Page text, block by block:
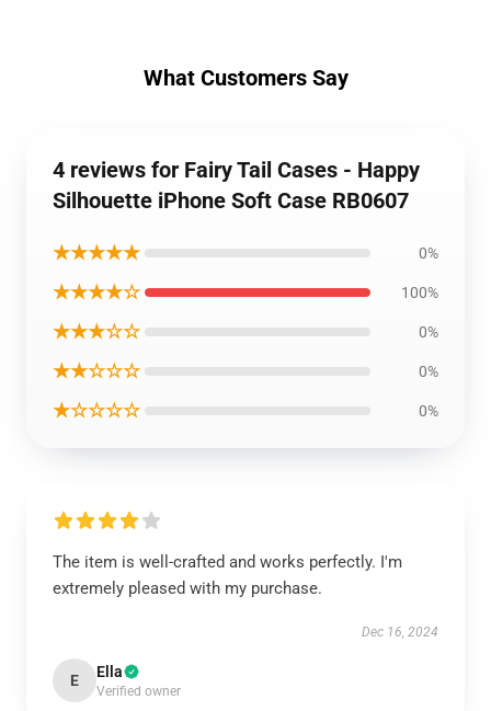
What Customers Say
4 reviews for Fairy Tail Cases - Happy
Silhouette iPhone Soft Case RB0607
★★★★★ 0%
★★★★☆ 100%
★★★☆☆ 0%
★★☆☆☆ 0%
★☆☆☆☆ 0%
The item is well-crafted and works perfectly. I'm
extremely pleased with my purchase.
Dec 16, 2024
E Ella
Verified owner